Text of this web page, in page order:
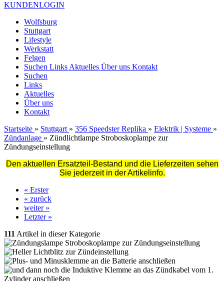
KUNDENLOGIN
Wolfsburg
Stuttgart
Lifestyle
Werkstatt
Felgen
Suchen Links Aktuelles Über uns Kontakt
Suchen
Links
Aktuelles
Über uns
Kontakt
Startseite » Stuttgart » 356 Speedster Replika » Elektrik | Systeme »
Zündanlage » Zündlichtlampe Stroboskoplampe zur
Zündungseinstellung
Den aktuellen Ersatzteil-Bestand und die Lieferzeiten sehen
Sie jederzeit in der Artikelinfo.
« Erster
« zurück
weiter »
Letzter »
111 Artikel in dieser Kategorie